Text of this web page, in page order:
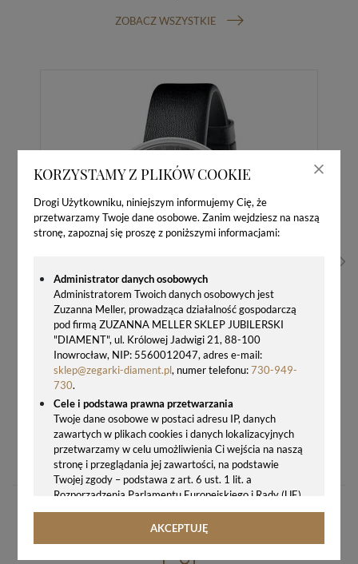
KORZYSTAMY Z PLIKÓW COOKIE
Drogi Użytkowniku, niniejszym informujemy Cię, że
przetwarzamy Twoje dane osobowe. Zanim wejdziesz na naszą
stronę, zapoznaj się proszę z poniższymi informacjami:
Administrator danych osobowych
Administratorem Twoich danych osobowych jest
Zuzanna Meller, prowadząca działalność gospodarczą
pod firmą ZUZANNA MELLER SKLEP JUBILERSKI
"DIAMENT", ul. Królowej Jadwigi 21, 88-100
Inowrocław, NIP: 5560012047, adres e-mail:
sklep@zegarki-diament.pl, numer telefonu:730-949-
730.
Cele i podstawa prawna przetwarzania
Twoje dane osobowe w postaci adresu IP, danych
zawartych w plikach cookies i danych lokalizacyjnych
przetwarzamy w celu umożliwienia Ci wejścia na naszą
stronę i przeglądania jej zawartości, na podstawie
Twojej zgody – podstawa z art. 6 ust. 1 lit. a
Rozporządzenia Parlamentu Europejskiego i Rady (UE)
2016/679 z 27.04.2016 r. w sprawie ochrony osób
fizycznych w związku z przetwarzaniem danych
AKCEPTUJĘ
ZOBACZ WSZYSTKIE
545,00 zł